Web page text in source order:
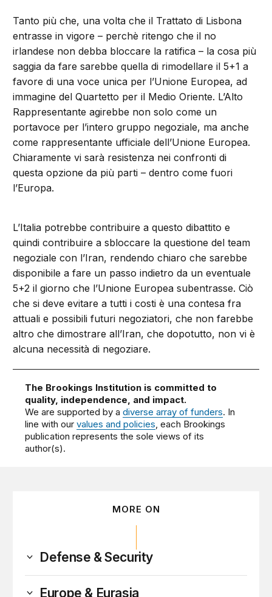
Tanto più che, una volta che il Trattato di Lisbona
entrasse in vigore – perchè ritengo che il no
irlandese non debba bloccare la ratifica – la cosa più
saggia da fare sarebbe quella di rimodellare il 5+1 a
favore di una voce unica per l’Unione Europea, ad
immagine del Quartetto per il Medio Oriente. L’Alto
Rappresentante agirebbe non solo come un
portavoce per l’intero gruppo negoziale, ma anche
come rappresentante ufficiale dell’Unione Europea.
Chiaramente vi sarà resistenza nei confronti di
questa opzione da più parti – dentro come fuori
l’Europa.
L’Italia potrebbe contribuire a questo dibattito e
quindi contribuire a sbloccare la questione del team
negoziale con l’Iran, rendendo chiaro che sarebbe
disponibile a fare un passo indietro da un eventuale
5+2 il giorno che l’Unione Europea subentrasse. Ciò
che si deve evitare a tutti i costi è una contesa fra
attuali e possibili futuri negoziatori, che non farebbe
altro che dimostrare all’Iran, che dopotutto, non vi è
alcuna necessità di negoziare.
The Brookings Institution is committed to
quality, independence, and impact.
We are supported by adiverse array of funders. In
line with ourvalues and policies, each Brookings
publication represents the sole views of its
author(s).
MORE ON
Defense & Security
Europe & Eurasia